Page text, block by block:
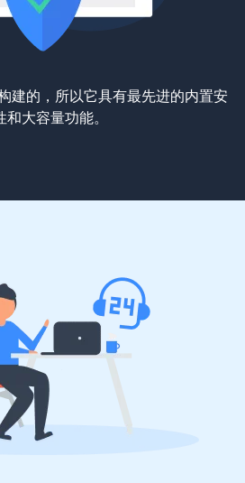
建的，所以它具有最先进的内置安
和大容量功能。